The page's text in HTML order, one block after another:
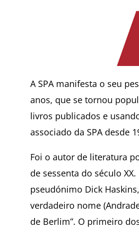
A SPA manifesta o seu
anos, que se tornou
livros publicados e
associado da SPA desde
Foi o autor de literatura
de sessenta do século
pseudónimo Dick
verdadeiro nome
de Berlim”. O primeiro